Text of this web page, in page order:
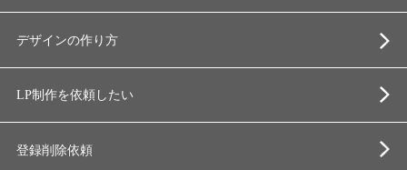
デザインの作り方
LP制作を依頼したい
登録削除依頼